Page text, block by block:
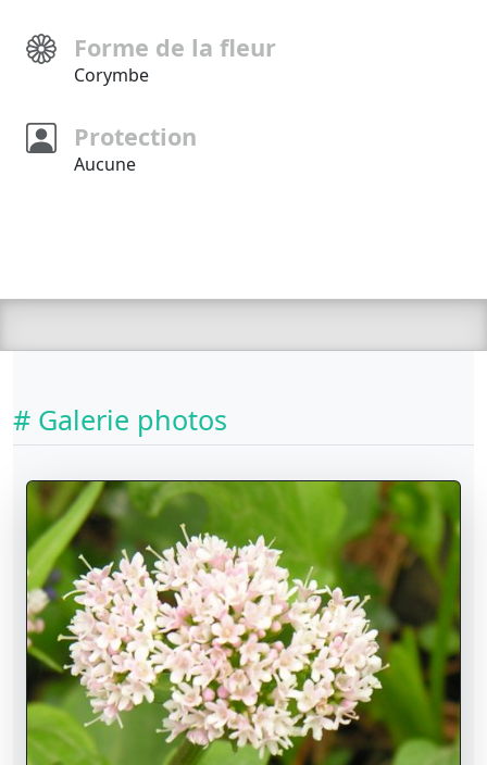
Forme de la fleur
Corymbe
Protection
Aucune
# Galerie photos